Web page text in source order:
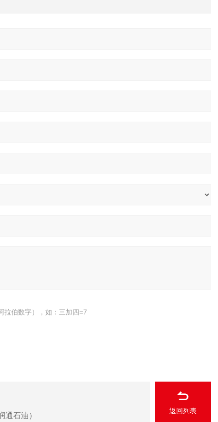
拉伯数字），如：三加四=7
石油）
返回列表